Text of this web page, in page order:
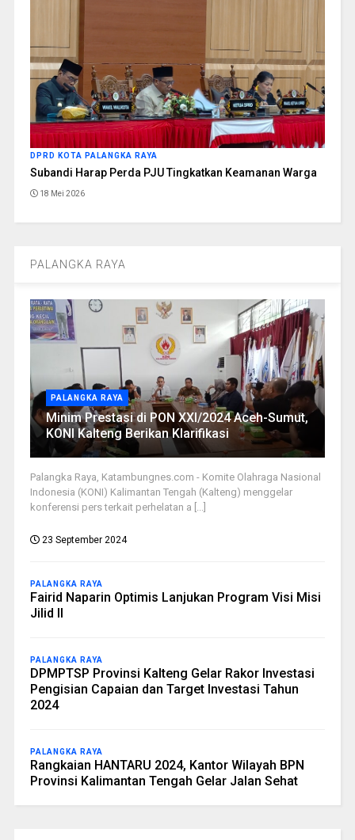
DPRD KOTA PALANGKA RAYA
Subandi Harap Perda PJU Tingkatkan Keamanan Warga
18 Mei 2026
PALANGKA RAYA
PALANGKA RAYA
Minim Prestasi di PON XXI/2024 Aceh-Sumut,
KONI Kalteng Berikan Klarifikasi
Palangka Raya, Katambungnes.com - Komite Olahraga Nasional
Indonesia (KONI) Kalimantan Tengah (Kalteng) menggelar
konferensi pers terkait perhelatan a [...]
23 September 2024
PALANGKA RAYA
Fairid Naparin Optimis Lanjukan Program Visi Misi
Jilid II
PALANGKA RAYA
DPMPTSP Provinsi Kalteng Gelar Rakor Investasi
Pengisian Capaian dan Target Investasi Tahun
2024
PALANGKA RAYA
Rangkaian HANTARU 2024, Kantor Wilayah BPN
Provinsi Kalimantan Tengah Gelar Jalan Sehat